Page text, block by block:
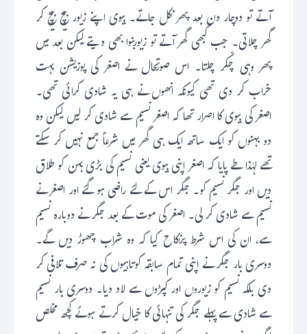
آتے تو دوچار دن بعد پھر نکل جاتے۔ بیوی اپنے زیور بیچ بیچ کر
گھر چلاتی۔ جب کبھی گھر آتے تو زیوربنوا بھی دیتے لیکن بعد میں
پھر وہی چکّر چلتا۔ اس صورتحال نے اصغر کی پوزیشن بہت
خراب کر دی تھی کیونکہ انھوں نے ہی یہ شادی کرائی تھی۔
اصغر کی بیوی کا اصرار تھا کہ اصغر نسیم سے شادی کر لیں لیکن وہ
دو بہنوں کو ایک ساتھ ایک ہی گھر میں شرعاً جمع نہیں کر سکتے
تھے لہٰذا طے پایا کہ اصغر اپنی بیوی یعنی نسیم کی بڑی بہن کو طلاق
دیں اور جگر نسیم کو۔ جگر اس کے لئے راضی ہو گئے اور اصغر نے
نسیم سے شادی کر لی۔ اصغر کی موت کے بعد جگر نے دوبارہ نسیم
سے، ان کی اس شرط پرنکاح کیا کہ وہ شراب چھوڑ دیں گے۔
دوسری بار جگر نے اپنی تمام سابقہ کوتاہیوں کی نہ صرف تلافی کر
دی بلکہ نسیم کو زیوروں اور کپڑوں سے لاد دیا۔ دوسری بار نسیم
سے شادی سے پہلے جگر کی تنہائی کا خیال کرتے ہوئے کچھ مخلص